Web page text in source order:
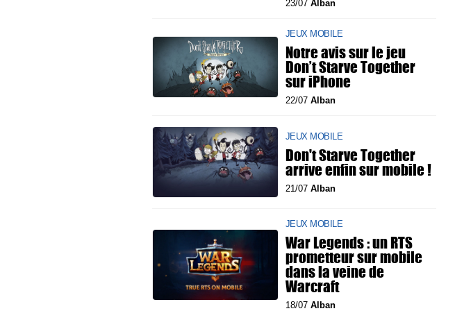
23/07 Alban
JEUX MOBILE
Notre avis sur le jeu
Don’t Starve Together
sur iPhone
22/07 Alban
JEUX MOBILE
Don't Starve Together
arrive enfin sur mobile !
21/07 Alban
JEUX MOBILE
War Legends : un RTS
prometteur sur mobile
dans la veine de
Warcraft
18/07 Alban